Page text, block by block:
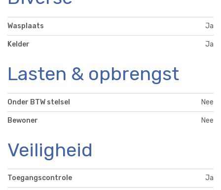
Wasplaats Ja
Kelder Ja
Lasten & opbrengst
Onder BTW stelsel Nee
Bewoner Nee
Veiligheid
Toegangscontrole Ja